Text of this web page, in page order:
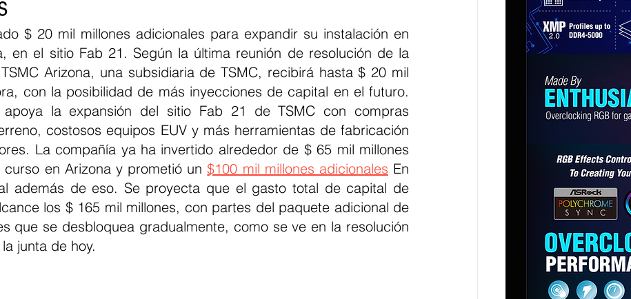
$ 20 mil millones adicionales para expandir su instalación en
en el sitio Fab 21. Según la última reunión de resolución de la
Arizona, una subsidiaria de TSMC, recibirá hasta $ 20 mil
con la posibilidad de más inyecciones de capital en el futuro.
apoya la expansión del sitio Fab 21 de TSMC con compras
costosos equipos EUV y más herramientas de fabricación
La compañía ya ha invertido alrededor de $ 65 mil millones
curso en Arizona y prometió un $100 mil millones adicionales En
además de eso. Se proyecta que el gasto total de capital de
los $ 165 mil millones, con partes del paquete adicional de
que se desbloquea gradualmente, como se ve en la resolución
junta de hoy.